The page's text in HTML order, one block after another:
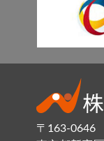
〒163-0646